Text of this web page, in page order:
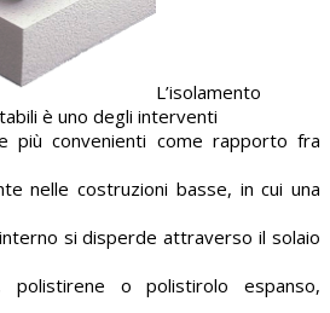
L’isolamento
è uno degli interventi
più convenienti come rapporto fra
nelle costruzioni basse, in cui una
si disperde attraverso il solaio
polistirene o polistirolo espanso,